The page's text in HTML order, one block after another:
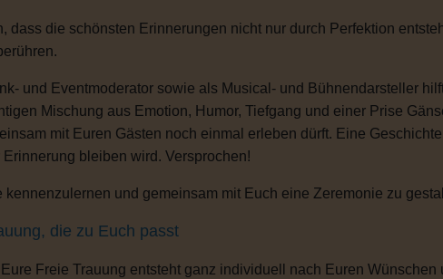
dass die schönsten Erinnerungen nicht nur durch Perfektion
und Eventmoderator sowie als Musical- und Bühnendarsteller
Mischung aus Emotion, Humor, Tiefgang und einer Prise
mit Euren Gästen noch einmal erleben dürft. Eine
bleiben wird. Versprochen!
kennenzulernen und gemeinsam mit Euch eine Zeremonie zu
die zu Euch passt
Freie Trauung entsteht ganz individuell nach Euren